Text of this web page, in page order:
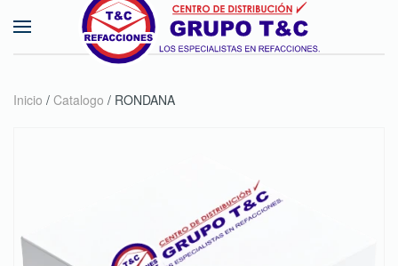
Skip to main content
Inicio / Catalogo / RONDANA